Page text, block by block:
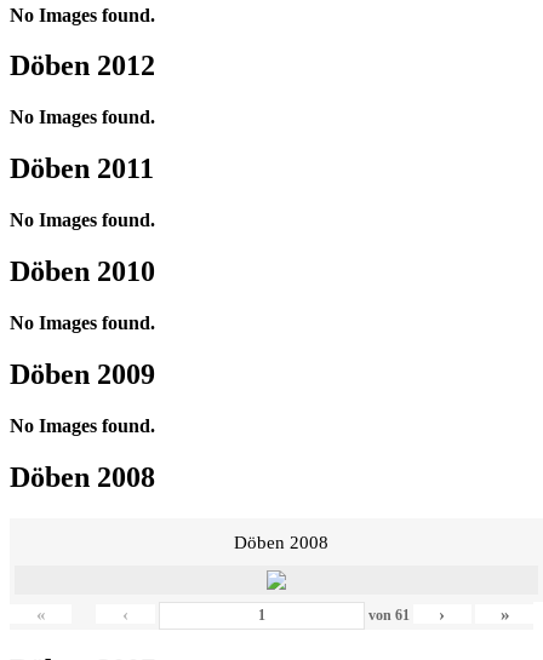
No Images found.
Döben 2012
No Images found.
Döben 2011
No Images found.
Döben 2010
No Images found.
Döben 2009
No Images found.
Döben 2008
Döben 2008
« ‹ von 61 › »